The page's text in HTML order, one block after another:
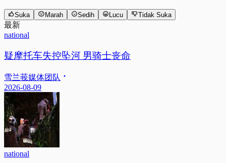
Suka Marah Sedih Lucu Tidak Suka
最新
national
疑摩托车失控坠河 男骑士丧命
雪兰莪媒体团队
2026-08-09
national